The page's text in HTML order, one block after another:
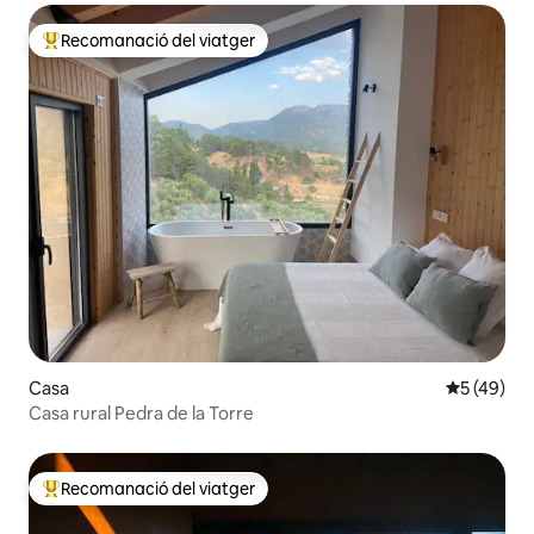
Principals recomanacions dels viatgers
Recomanació del viatger
Casa 5 de
5 (49)
Casa rural Pedra de la Torre
Principals recomanacions dels viatgers
Recomanació del viatger